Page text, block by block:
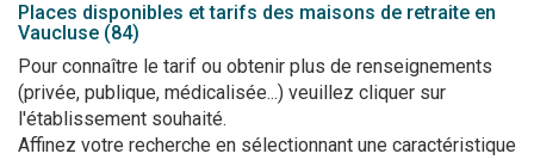
Places disponibles et tarifs des maisons de retraite en
Vaucluse (84)
Pour connaître le tarif ou obtenir plus de renseignements
(privée, publique, médicalisée...) veuillez cliquer sur
l'établissement souhaité.
Affinez votre recherche en sélectionnant une caractéristique